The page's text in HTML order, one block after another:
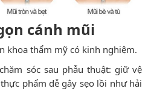
cánh mũi
khoa thẩm mỹ có kinh nghiệm.
sóc sau phẫu thuật: giữ vệ
phẩm dễ gây sẹo lồi như hải